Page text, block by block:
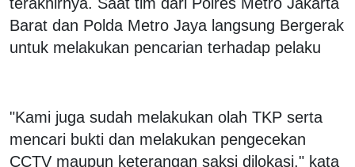
Barat dan Polda Metro Jaya langsung Bergerak
untuk melakukan pencarian terhadap pelaku
"Kami juga sudah melakukan olah TKP serta
mencari bukti dan melakukan pengecekan
CCTV maupun keterangan saksi dilokasi," kata